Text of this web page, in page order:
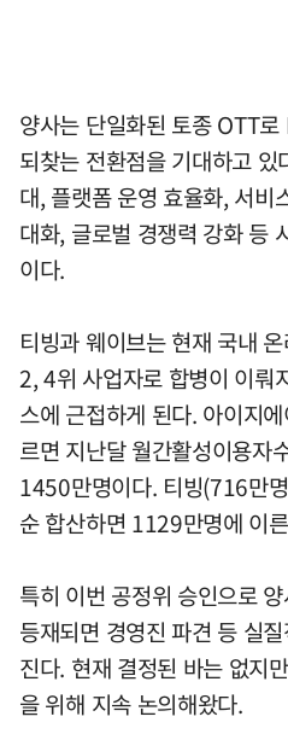
양사는 단일화된 토종 OTT
되찾는 전환점을 기대하고
대, 플랫폼 운영 효율화, 서비
대화, 글로벌 경쟁력 강화 등
이다.
티빙과 웨이브는 현재 국내
2, 4위 사업자로 합병이 이뤄
스에 근접하게 된다. 아이지
르면 지난달 월간활성이용자
1450만명이다. 티빙(716만
순 합산하면 1129만명에 이
특히 이번 공정위 승인으로
등재되면 경영진 파견 등 실
진다. 현재 결정된 바는 없지
을 위해 지속 논의해왔다.